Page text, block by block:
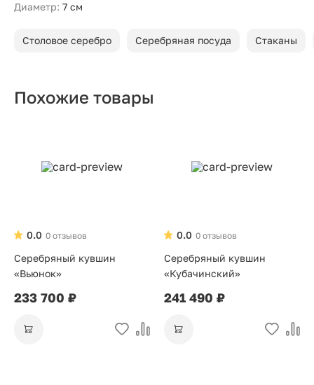
Диаметр: 7 см
Столовое серебро Серебряная посуда Стаканы
Похожие товары
0 отзывов
0.0
Серебряный кувшин
«Вьюнок»
233 700 ₽
0 отзывов
0.0
Серебряный кувшин
«Кубачинский»
241 490 ₽